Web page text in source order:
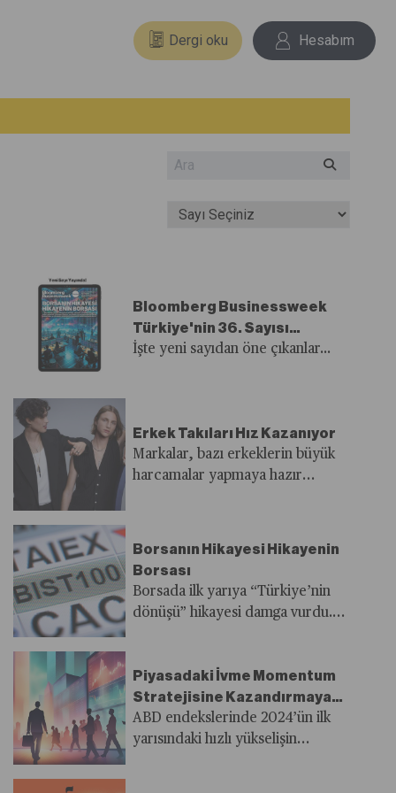
Dergi oku Hesabım
Bloomberg Businessweek
Türkiye'nin 36. Sayısı
Yayında!
İşte yeni sayıdan öne çıkanlar...
Erkek Takıları Hız Kazanıyor
Markalar, bazı erkeklerin büyük
harcamalar yapmaya hazır
Borsanın Hikayesi Hikayenin
Borsası
Borsada ilk yarıya “Türkiye’nin
dönüşü” hikayesi damga vurdu.
beklentisi, ilk yarıda enflasyonu
ve mevduatı yenen performansın
sürmesini sağlayacak mı?
Piyasadaki İvme Momentum
Stratejisine Kazandırmaya
Devam Ediyor
ABD endekslerinde 2024’ün ilk
yarısındaki hızlı yükselişin